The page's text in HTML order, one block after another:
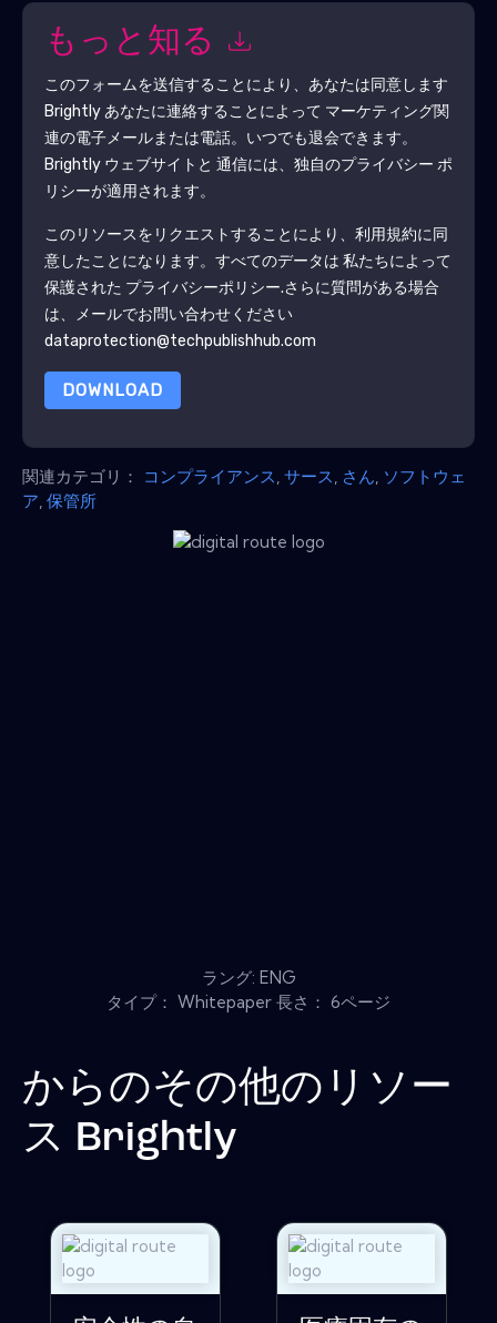
もっと知る
このフォームを送信することにより、あなたは同意します
Brightlyあなたに連絡することによって マーケティング関
連の電子メールまたは電話。いつでも退会できます。
Brightlyウェブサイトと 通信には、独自のプライバシー ポ
リシーが適用されます。
このリソースをリクエストすることにより、利用規約に同
意したことになります。すべてのデータは 私たちによって
保護された プライバシーポリシー.さらに質問がある場合
は、メールでお問い合わせください
dataprotection@techpublishhub.com
DOWNLOAD
関連カテゴリ： コンプライアンス サース さん ソフトウェ
ア 保管所
ラング: ENG
タイプ： Whitepaper 長さ： 6ページ
からのその他のリソー
ス Brightly